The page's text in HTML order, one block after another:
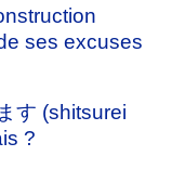
ses excuses
す (shitsurei
?